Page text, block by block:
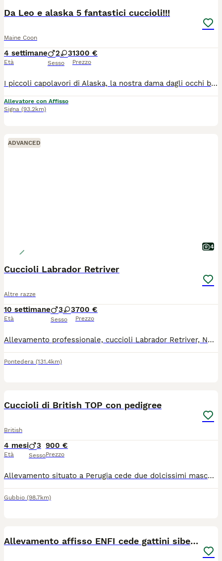
Da Leo e alaska 5 fantastici cuccioli!!!
Maine Coon
4 settimane
Età
2 3
Sesso
1300 €
Prezzo
I piccoli capolavori di Alaska, la nostra dama dagli occhi blu 💙, e del Re Leo 👑🐾 Cinque meraviglie, ognuna con i suoi colori e la sua dolcissima personalità. 😍✨ i gattini saranno disponibili da metà ottobre. ❤️ Dopo 3 mesi e una settimana in cui saranno abituati al contatto umano ai bambini alle aspirapolveri e alla vita in famiglia in generale. Verranno ceduti sverminati, vaccinati, con microchip e pedigree afi-wcf. Genitori esenti da patologie e sempre visibili presso il nostro allevamento.
Allevatore con Affisso
Signa (93.2km)
ADVANCED
4
Cuccioli Labrador Retriver
Altre razze
10 settimane
Età
3 3
Sesso
700 €
Prezzo
Allevamento professionale, cuccioli Labrador Retriver, Neri Miele I cuccioli saranno ceduti al compimento dei 60 giorni dalla nascita. Disponibili dal 4 Agosto 2026 con librettino sanitario, iscrizione di usl di appartenenza, regolari cicli di antiparassitario intestinale già eseguiti, vaccini e microchip inoculato.
Pontedera (131.4km)
Cuccioli di British TOP con pedigree
British
4 mesi
Età
3
Sesso
900 €
Prezzo
Allevamento situato a Perugia cede due dolcissimi maschietti longhair e uno schorthair , nati il 5 Aprile da mamma Jolie British Longhair e babbo Galileo British Shorthair. Disponibili da subito, i cuccioli avranno: - libretto sanitario con doppia vaccinazione e trattamento vermifugo.; - microchip;
Gubbio (98.7km)
Allevamento affisso ENFI cede gattini siberiani